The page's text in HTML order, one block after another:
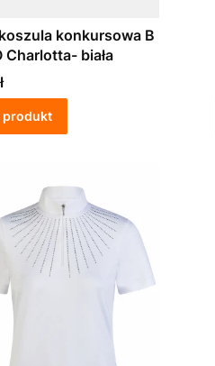
konkursowa B
Charlotta- biała
produkt